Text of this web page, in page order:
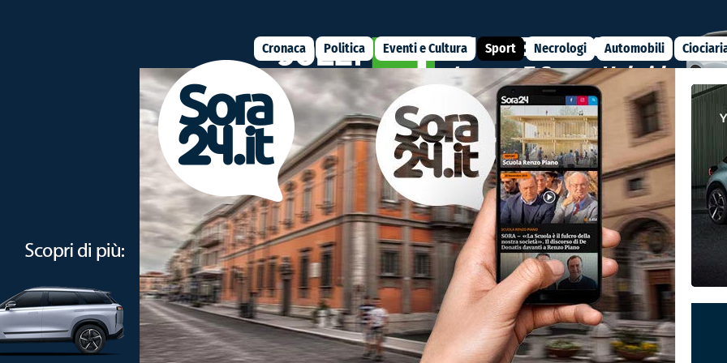
Cronaca Politica Eventi e Cultura Sport Necrologi Automobili